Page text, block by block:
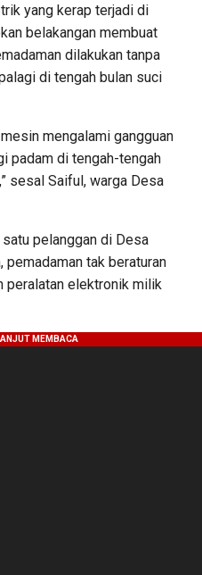
yang kerap terjadi di
belakangan membuat
dilakukan tanpa
di tengah bulan suci
mengalami gangguan
padam di tengah-tengah
sesal Saiful, warga Desa
pelanggan di Desa
pemadaman tak beraturan
peralatan elektronik milik